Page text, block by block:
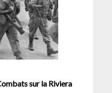
sur la Riviera